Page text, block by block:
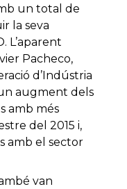
un total de
la seva
L’aparent
Pacheco,
d’Indústria
augment dels
amb més
del 2015 i,
amb el sector
van